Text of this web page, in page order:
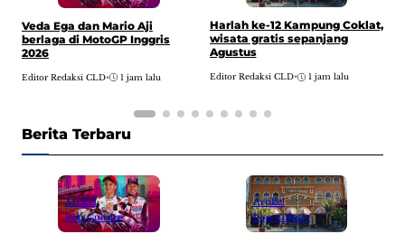
Veda Ega dan Mario Aji
berlaga di MotoGP Inggris
2026
Editor Redaksi CLD• 1 jam lalu
Harlah ke-12 Kampung Coklat,
wisata gratis sepanjang
Agustus
Editor Redaksi CLD• 1 jam lalu
Berita Terbaru
Artikel
Pop Culture
Artikel
Pop Culture